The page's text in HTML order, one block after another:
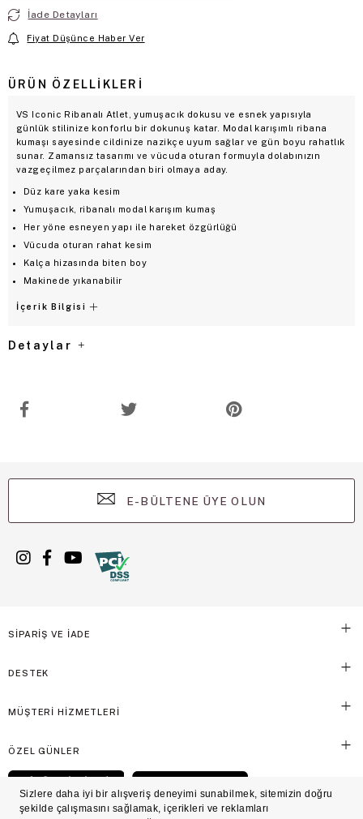
İade Detayları
Fiyat Düşünce Haber Ver
ÜRÜN ÖZELLIKLERI
VS Iconic Ribanalı Atlet, yumuşacık dokusu ve esnek yapısıyla
günlük stilinize konforlu bir dokunuş katar. Modal karışımlı ribana
kumaşı sayesinde cildinize nazikçe uyum sağlar ve gün boyu rahatlık
sunar. Zamansız tasarımı ve vücuda oturan formuyla dolabınızın
vazgeçilmez parçalarından biri olmaya aday.
Düz kare yaka kesim
Yumuşacık, ribanalı modal karışım kumaş
Her yöne esneyen yapı ile hareket özgürlüğü
Vücuda oturan rahat kesim
Kalça hizasında biten boy
Makinede yıkanabilir
İçerik Bilgisi
Detaylar
E-BÜLTENE ÜYE OLUN
SİPARİŞ VE İADE
DESTEK
MÜŞTERİ HİZMETLERİ
ÖZEL GÜNLER